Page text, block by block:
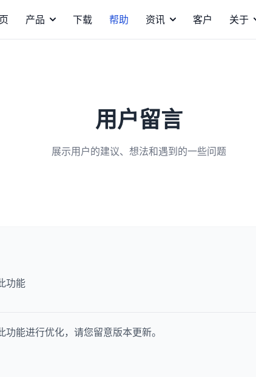
产品 下载 帮助 资讯 客户 关于
用户留言
展示用户的建议、想法和遇到的一些问题
功能
能进行优化，请您留意版本更新。